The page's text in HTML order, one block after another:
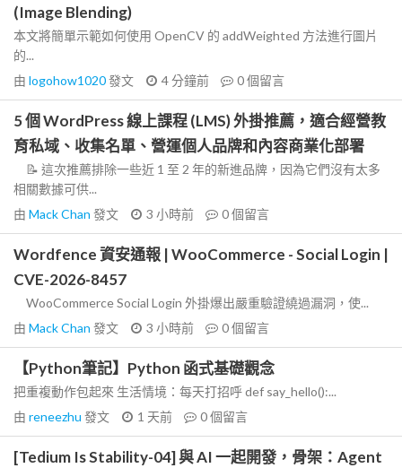
(Image Blending)
本文將簡單示範如何使用 OpenCV 的 addWeighted 方法進行圖片
的...
由 logohow1020發文 4 分鐘前 0個留言
5 個 WordPress 線上課程 (LMS) 外掛推薦，適合經營教
育私域、收集名單、營運個人品牌和內容商業化部署
📝 這次推薦排除一些近 1 至 2 年的新進品牌，因為它們沒有太多
相關數據可供...
由 Mack Chan 發文 3 小時前 0個留言
Wordfence 資安通報 | WooCommerce - Social Login |
CVE-2026-8457
WooCommerce Social Login 外掛爆出嚴重驗證繞過漏洞，使...
由 Mack Chan 發文 3 小時前 0個留言
【Python筆記】Python 函式基礎觀念
把重複動作包起來 生活情境：每天打招呼 def say_hello():...
由 reneezhu 發文 1 天前 0個留言
[Tedium Is Stability-04] 與 AI 一起開發，骨架：Agent